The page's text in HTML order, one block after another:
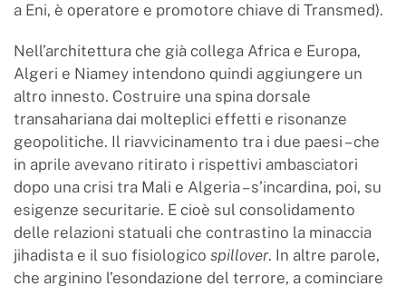
a Eni, è operatore e promotore chiave di Transmed).
Nell’architettura che già collega Africa e Europa,
Algeri e Niamey intendono quindi aggiungere un
altro innesto. Costruire una spina dorsale
transahariana dai molteplici effetti e risonanze
geopolitiche. Il riavvicinamento tra i due paesi – che
in aprile avevano ritirato i rispettivi ambasciatori
dopo una crisi tra Mali e Algeria – s’incardina, poi, su
esigenze securitarie. E cioè sul consolidamento
delle relazioni statuali che contrastino la minaccia
jihadista e il suo fisiologico spillover. In altre parole,
che arginino l’esondazione del terrore, a cominciare